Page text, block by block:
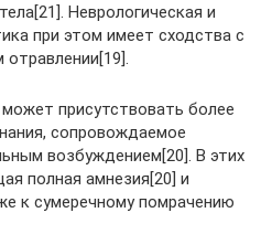
Неврологическая и
при этом имеет сходства с
присутствовать более
сопровождаемое
возбуждением[20]. В этих
полная амнезия[20] и
к сумеречному помрачению